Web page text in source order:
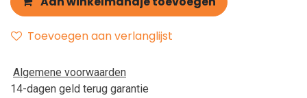
Toevoegen aan verlanglijst
Algemene voorwaarden
14-dagen geld terug garantie